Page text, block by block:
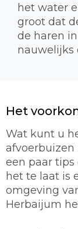
het water
groot dat
de haren
nauwelijks
Het
Wat kunt u
afvoerbuizen
een paar
het te laat is
omgeving
Herbaijum